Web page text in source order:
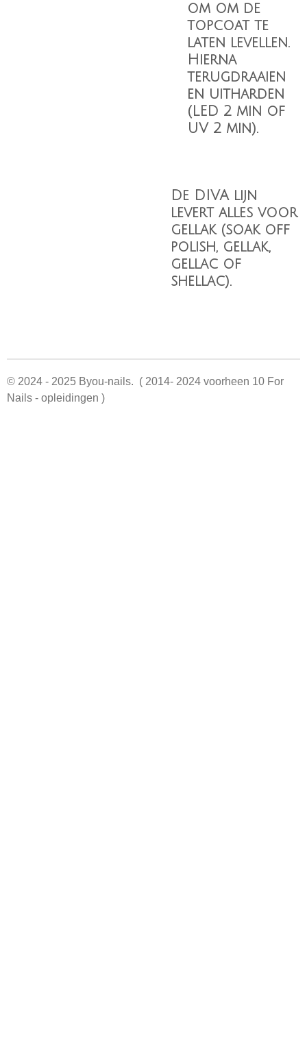
om om de
topcoat te
laten levellen.
Hierna
terugdraaien
en uitharden
(LED 2 min of
UV 2 min).
De DIVA lijn
levert alles voor
gellak (soak off
polish, gellak,
gellac of
shellac).
© 2024 - 2025 Byou-nails. ( 2014- 2024 voorheen 10 For
Nails - opleidingen )